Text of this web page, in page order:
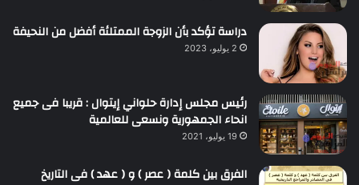
دراسة تؤكد بأن الزوجة الممتلئة أفضل من النحيفة
2 يوليو، 2023
رئيس مجلس إدارة حلواني إيتوال : قريبا فى جميع
انحاء الجمهورية ونسعى للعالمية
19 يوليو، 2021
الفرق بين كلمة ( عصر ) و ( عهد ) فى التاريخ